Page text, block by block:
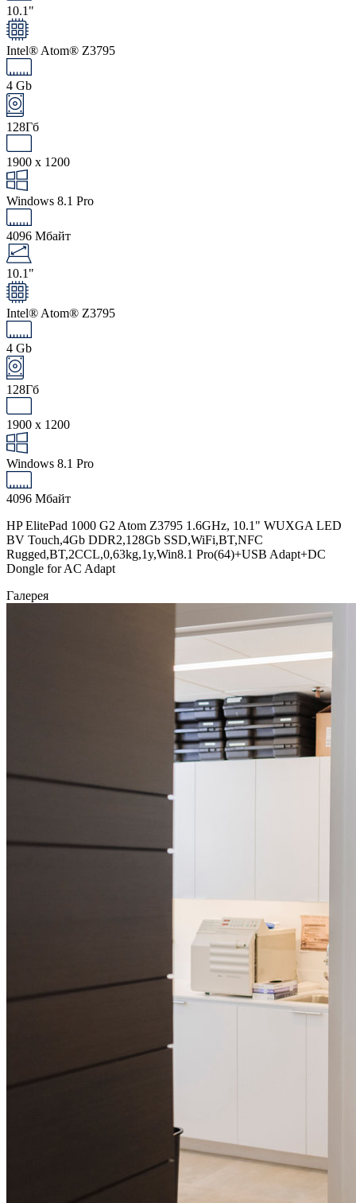
10.1"
Intel® Atom® Z3795
4 Gb
128Гб
1900 x 1200
Windows 8.1 Pro
4096 Мбайт
10.1"
Intel® Atom® Z3795
4 Gb
128Гб
1900 x 1200
Windows 8.1 Pro
4096 Мбайт
HP ElitePad 1000 G2 Atom Z3795 1.6GHz, 10.1" WUXGA LED
BV Touch,4Gb DDR2,128Gb SSD,WiFi,BT,NFC
Rugged,BT,2CCL,0,63kg,1y,Win8.1 Pro(64)+USB Adapt+DC
Dongle for AC Adapt
Галерея